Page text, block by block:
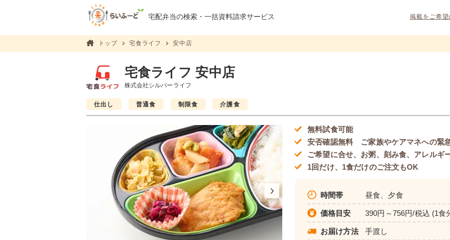
宅配弁当の検索・一括資料請求サービス 掲載をご希
トップ 宅食ライフ 安中店
宅食ライフ 安中店
株式会社シルバーライフ
仕出し 普通食 制限食 介護食
無料試食可能
安否確認無料 ご家族やケアマネへの緊
ご希望に合せ、お粥、刻み食、アレルギ
1回だけ、1食だけのご注文もOK
時間帯 昼食、夕食
価格目安 390円～756円/税込 (1食
お届け方法 手渡し